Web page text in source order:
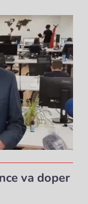
va doper